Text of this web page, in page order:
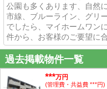
公園も多くあります、自然
市線、ブルーライン、グリ
でしたら、マイホームワン
件から、お客様のご要望に
過去掲載物件一覧
***万円
(管理費・共益費 ***円)